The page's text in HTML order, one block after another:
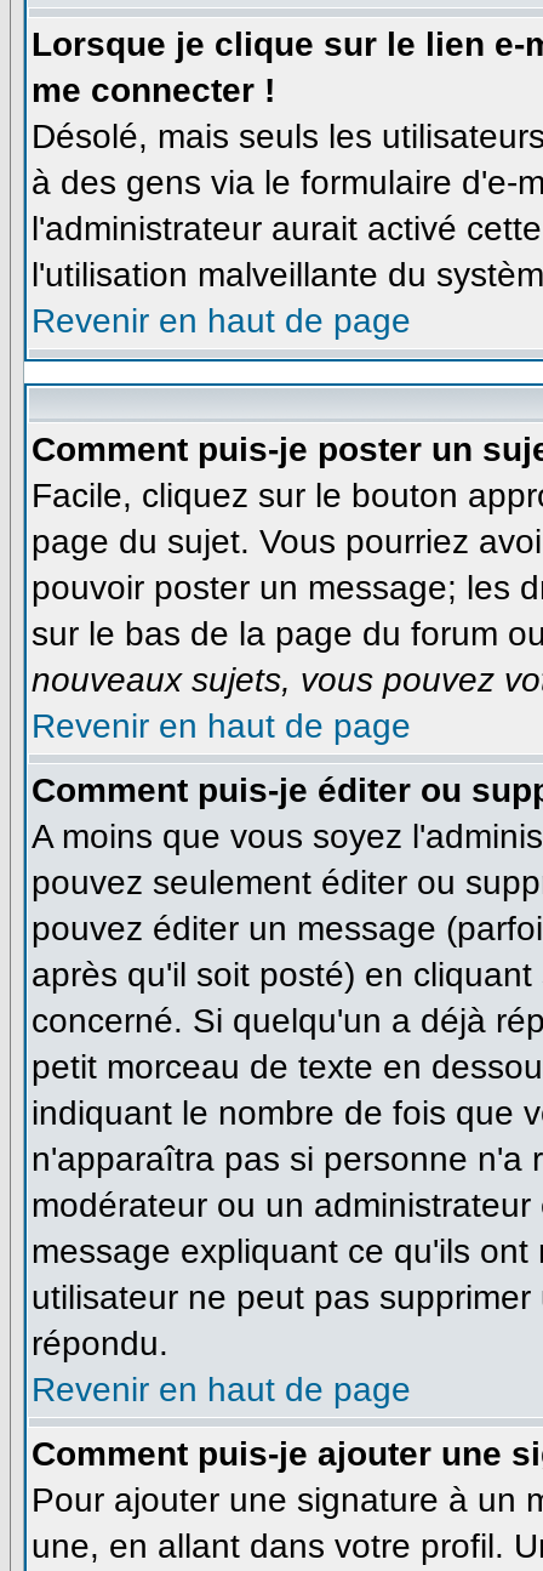
Lorsque je clique sur le lien e-
me connecter !
Désolé, mais seuls les
à des gens via le formulaire d'e-
l'administrateur aurait activé
l'utilisation malveillante du
Revenir en haut de page
Comment puis-je poster un
Facile, cliquez sur le bouton
page du sujet. Vous pourriez
pouvoir poster un message; les
sur le bas de la page du forum
nouveaux sujets, vous pouvez
Revenir en haut de page
Comment puis-je éditer ou
A moins que vous soyez
pouvez seulement éditer ou
pouvez éditer un message
après qu'il soit posté) en
concerné. Si quelqu'un a déjà
petit morceau de texte en
indiquant le nombre de fois que
n'apparaîtra pas si personne n'a
modérateur ou un
message expliquant ce qu'ils
utilisateur ne peut pas
répondu.
Revenir en haut de page
Comment puis-je ajouter une
Pour ajouter une signature à un
une, en allant dans votre profil.